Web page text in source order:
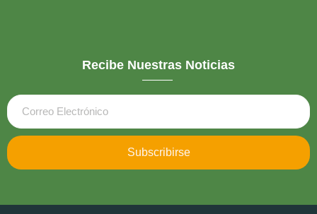
Recibe Nuestras Noticias
Subscribirse